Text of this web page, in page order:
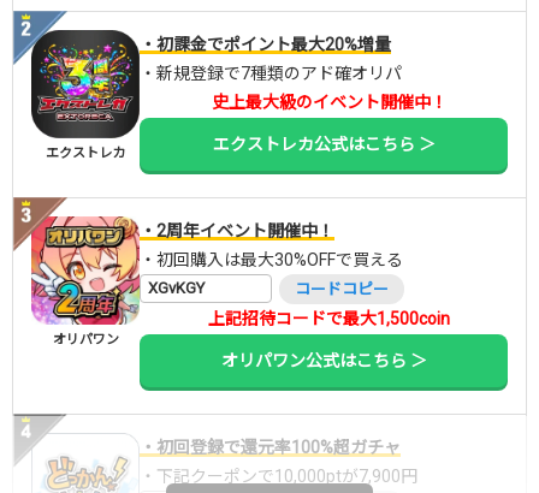
エクストレカ
・初課金でポイント最大20%増量
・新規登録で7種類のアド確オリパ
史上最大級のイベント開催中！
エクストレカ公式はこちら ＞
オリパワン
・2周年イベント開催中！
・初回購入は最大30%OFFで買える
XGvKGY コードコピー
上記招待コードで最大1,500coin
オリパワン公式はこちら ＞
・初回登録で還元率100%超ガチャ
・下記クーポンで10,000ptが7,900円